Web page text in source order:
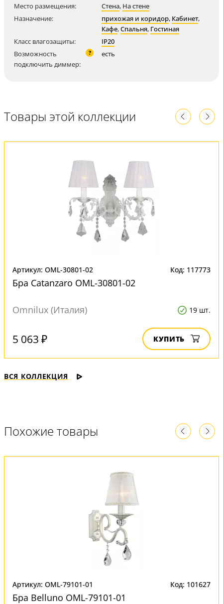
Место размещения: Стена, На стене
Назначение:
прихожая и коридор, Кабинет,
Кафе,Спальня, Гостиная
Класс влагозащиты:
IP20
Возможность
подключить диммер:
? есть
Товары этой коллекции
Артикул: OML-30801-02 Код: 117773
Бра Catanzaro OML-30801-02
Omnilux (Италия) 19 шт.
5 063 ₽ КУПИТЬ
ВСЯ КОЛЛЕКЦИЯ
Похожие товары
Артикул: OML-79101-01 Код: 101627
Бра Belluno OML-79101-01